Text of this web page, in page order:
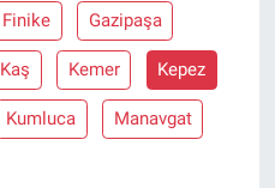
Finike Gazipaşa
Kaş Kemer Kepez
Kumluca Manavgat